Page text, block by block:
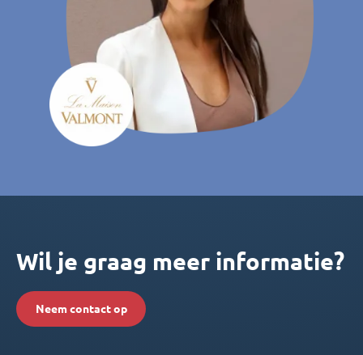
Wil je graag meer informatie?
Neem contact op